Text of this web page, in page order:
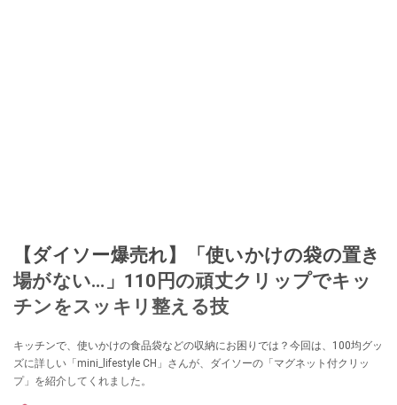
【ダイソー爆売れ】「使いかけの袋の置き
場がない…」110円の頑丈クリップでキッ
チンをスッキリ整える技
キッチンで、使いかけの食品袋などの収納にお困りでは？今回は、100均グッ
ズに詳しい「mini_lifestyle CH」さんが、ダイソーの「マグネット付クリッ
プ」を紹介してくれました。